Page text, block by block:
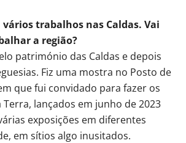
vários trabalhos nas Caldas. Vai
a região?
património das Caldas e depois
Fiz uma mostra no Posto de
que fui convidado para fazer os
Terra, lançados em junho de 2023
exposições em diferentes
em sítios algo inusitados.